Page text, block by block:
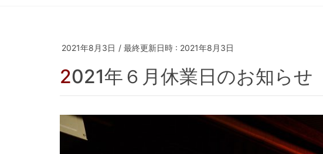
2021年8月3日 / 最終更新日時 : 2021年8月3日
2021年６月休業日のお知らせ